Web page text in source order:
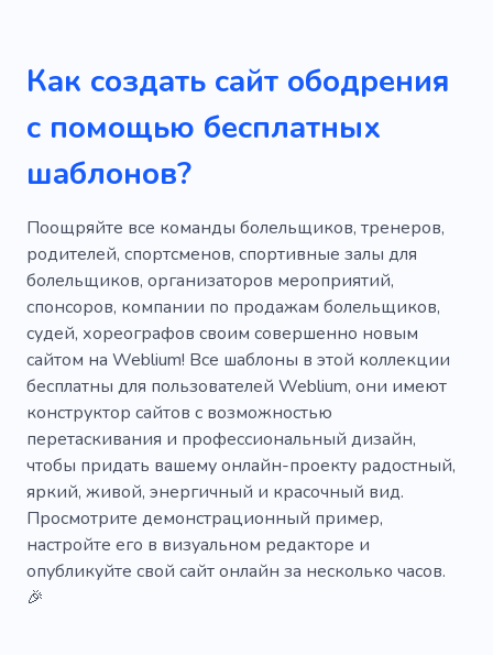
Сидел
Питание
Рост
Образование
Смешной
Группа
Вебразработка
Конференция
Симпозиум
Концерт
Зал
Демонстрация
Организация
Производительность
Мальчишник
Фейерверк
Tomorrowland
Банкет
Диджей
Рисунок Опыт
Наука
Техник
Релакс
Ловкость
Агентство
Девичник
Подиум
Флеш
Ночь
День рождения
Команда
Животное Игрушка
Лапа
Как создать сайт ободрения
с помощью бесплатных
шаблонов?
Поощряйте все команды болельщиков, тренеров,
родителей, спортсменов, спортивные залы для
болельщиков, организаторов мероприятий,
спонсоров, компании по продажам болельщиков,
судей, хореографов своим совершенно новым
сайтом на Weblium! Все шаблоны в этой коллекции
бесплатны для пользователей Weblium, они имеют
конструктор сайтов с возможностью
перетаскивания и профессиональный дизайн,
чтобы придать вашему онлайн-проекту радостный,
яркий, живой, энергичный и красочный вид.
Просмотрите демонстрационный пример,
настройте его в визуальном редакторе и
опубликуйте свой сайт онлайн за несколько часов.
🎉